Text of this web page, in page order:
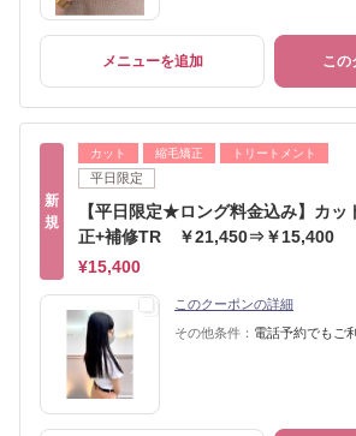
メニューを追加 この
新
規
カット 縮毛矯正 トリートメント
平日限定
【平日限定★ロング料金込み】カッ
正+補修TR ￥21,450⇒￥15,400
¥15,400
このクーポンの詳細
その他条件： 電話予約でもご